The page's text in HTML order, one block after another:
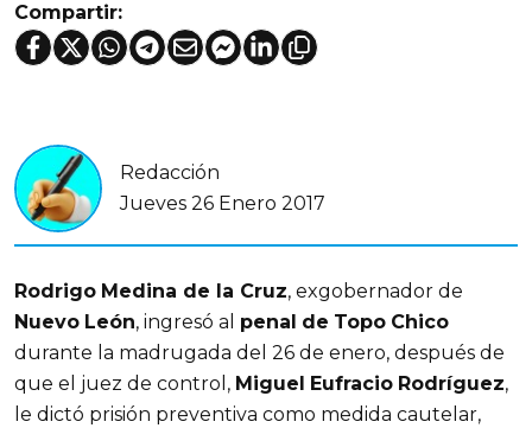
Compartir:
Redacción
Jueves 26 Enero 2017
Rodrigo Medina de la Cruz, exgobernador de
Nuevo León, ingresó al penal de Topo Chico
durante la madrugada del 26 de enero, después de
que el juez de control, Miguel Eufracio Rodríguez,
le dictó prisión preventiva como medida cautelar,